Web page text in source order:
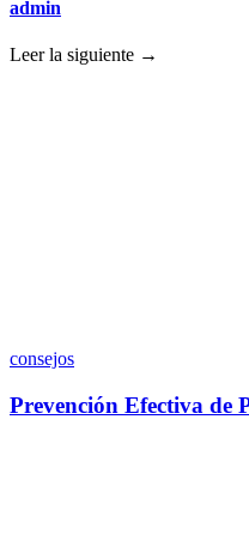
admin
Leer la siguiente →
consejos
Prevención Efectiva de